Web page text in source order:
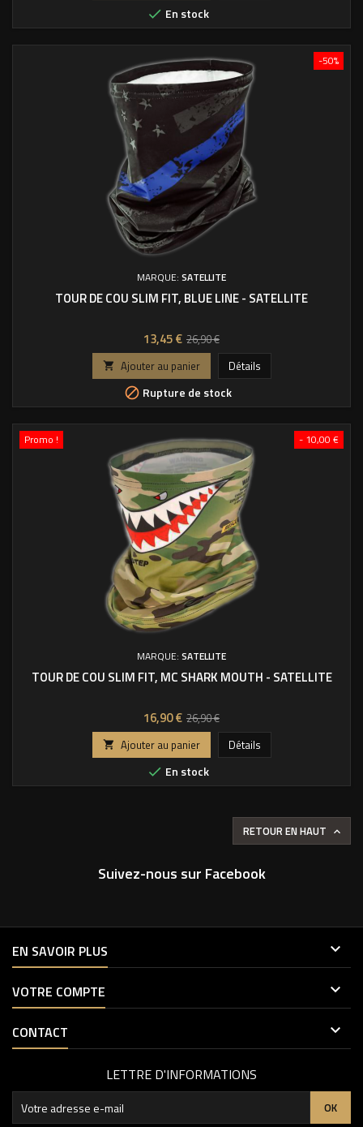
 En stock
-50%
MARQUE: SATELLITE
TOUR DE COU SLIM FIT, BLUE LINE - SATELLITE
Prix
13,45 € Prix
de
base
26,90 €
 Ajouter au panier
Détails
 Rupture de stock
- 10,00 €
Promo !
MARQUE: SATELLITE
TOUR DE COU SLIM FIT, MC SHARK MOUTH - SATELLITE
Prix
16,90 € Prix
de
base
26,90 €
 Ajouter au panier
Détails
 En stock
RETOUR EN HAUT 
Suivez-nous sur Facebook
EN SAVOIR PLUS 
VOTRE COMPTE 
CONTACT 
LETTRE D'INFORMATIONS